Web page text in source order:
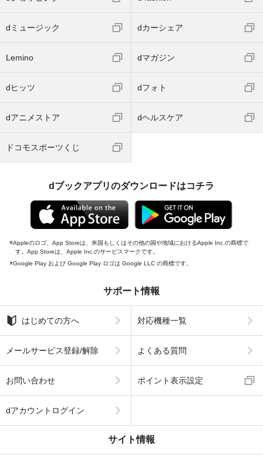
dミュージック dカーシェア
Lemino dマガジン
dヒッツ dフォト
dアニメストア dヘルスケア
ドコモスポーツくじ
dブックアプリのダウンロードはコチラ
Appleのロゴ、App Storeは、米国もしくはその他の国や地域におけるApple Inc.の商標で
す。App Storeは、Apple Inc.のサービスマークです。
Google Play および Google Play ロゴは Google LLC の商標です。
サポート情報
はじめての方へ 対応機種一覧
メールサービス登録/解除 よくある質問
お問い合わせ ポイント表示設定
dアカウントログイン
サイト情報